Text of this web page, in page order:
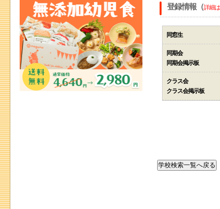
登録情報（詳細
同窓生
同期会
同期会掲示板
クラス会
クラス会掲示板